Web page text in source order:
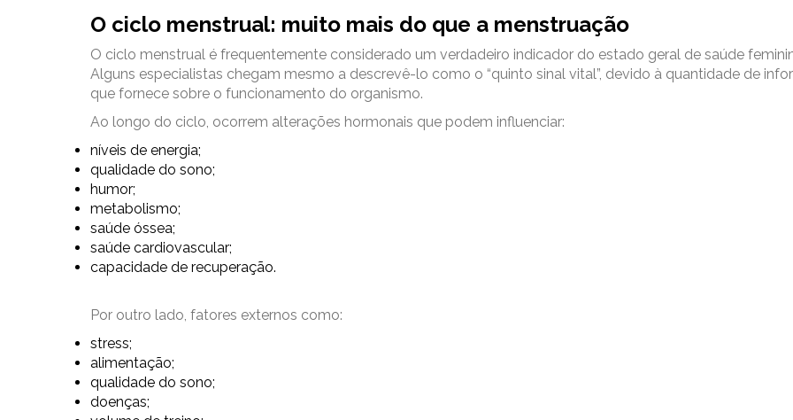
O ciclo menstrual: muito mais do que a menstruação
O ciclo menstrual é frequentemente considerado um verdadeiro indicador do estado geral de saúde
Alguns especialistas chegam mesmo a descrevê-lo como o “quinto sinal vital”, devido à quantidade de
que fornece sobre o funcionamento do organismo.
Ao longo do ciclo, ocorrem alterações hormonais que podem influenciar:
níveis de energia;
qualidade do sono;
humor;
metabolismo;
saúde óssea;
saúde cardiovascular;
capacidade de recuperação.
Por outro lado, fatores externos como:
stress;
alimentação;
qualidade do sono;
doenças;